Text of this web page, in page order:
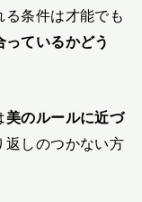
条件は才能でも
ているかどう
美のルールに近づ
返しのつかない方